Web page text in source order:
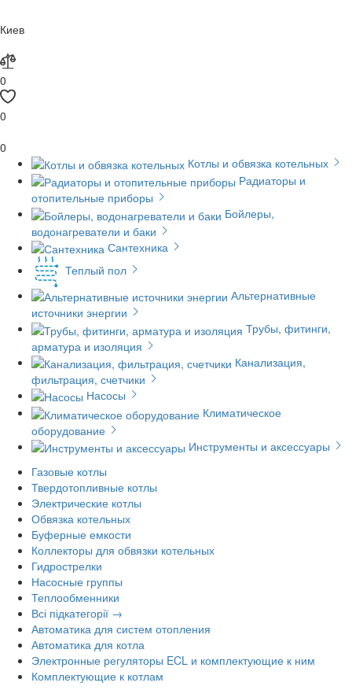
Киев
0
0
0
Котлы и обвязка котельных
Радиаторы и
отопительные приборы
Бойлеры,
водонагреватели и баки
Сантехника
Теплый пол
Альтернативные
источники энергии
Трубы, фитинги,
арматура и изоляция
Канализация,
фильтрация, счетчики
Насосы
Климатическое
оборудование
Инструменты и аксессуары
Газовые котлы
Твердотопливные котлы
Электрические котлы
Обвязка котельных
Буферные емкости
Коллекторы для обвязки котельных
Гидрострелки
Насосные группы
Теплообменники
Всі підкатегорії →
Автоматика для систем отопления
Автоматика для котла
Электронные регуляторы ECL и комплектующие к ним
Комплектующие к котлам